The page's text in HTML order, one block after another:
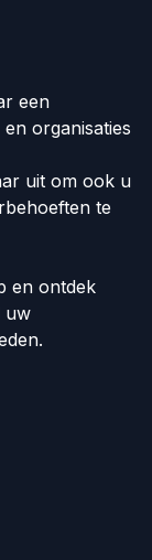
een
organisaties
uit om ook u
te
en ontdek
uw